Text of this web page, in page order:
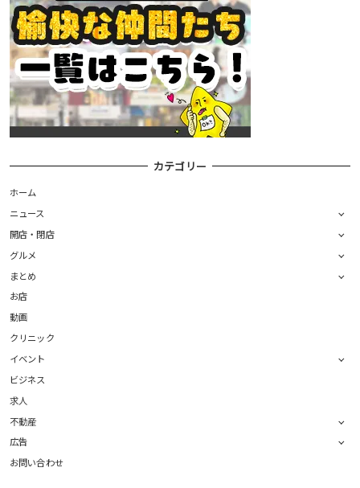
カテゴリー
ホーム
ニュース
開店・閉店
グルメ
まとめ
お店
動画
クリニック
イベント
ビジネス
求人
不動産
広告
お問い合わせ